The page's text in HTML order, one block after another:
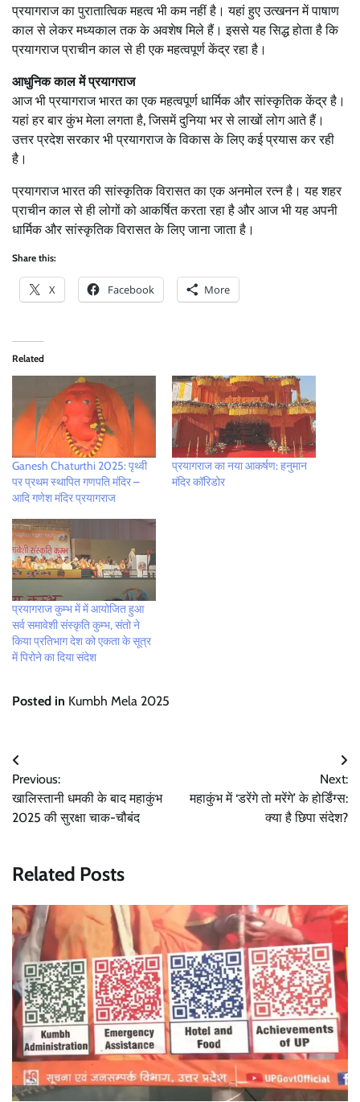
प्रयागराज का पुरातात्विक महत्व भी कम नहीं है। यहां हुए उत्खनन में पाषाण
काल से लेकर मध्यकाल तक के अवशेष मिले हैं। इससे यह सिद्ध होता है कि
प्रयागराज प्राचीन काल से ही एक महत्वपूर्ण केंद्र रहा है।
आधुनिक काल में प्रयागराज
आज भी प्रयागराज भारत का एक महत्वपूर्ण धार्मिक और सांस्कृतिक केंद्र है।
यहां हर बार कुंभ मेला लगता है, जिसमें दुनिया भर से लाखों लोग आते हैं।
उत्तर प्रदेश सरकार भी प्रयागराज के विकास के लिए कई प्रयास कर रही
है।
प्रयागराज भारत की सांस्कृतिक विरासत का एक अनमोल रत्न है। यह शहर
प्राचीन काल से ही लोगों को आकर्षित करता रहा है और आज भी यह अपनी
धार्मिक और सांस्कृतिक विरासत के लिए जाना जाता है।
Share this:
X Facebook More
Related
Ganesh Chaturthi 2025: पृथ्वी
पर प्रथम स्थापित गणपति मंदिर –
आदि गणेश मंदिर प्रयागराज
प्रयागराज का नया आकर्षण: हनुमान
मंदिर कॉरिडोर
प्रयागराज कुम्भ में में आयोजित हुआ
सर्व समावेशी संस्कृति कुम्भ, संतो ने
किया प्रतिभाग देश को एकता के सूत्र
में पिरोने का दिया संदेश
Posted in Kumbh Mela 2025
Post
navigation
Previous:
खालिस्तानी धमकी के बाद महाकुंभ
2025 की सुरक्षा चाक-चौबंद
Next:
महाकुंभ में ‘डरेंगे तो मरेंगे’ के होर्डिंग्स:
क्या है छिपा संदेश?
Related Posts